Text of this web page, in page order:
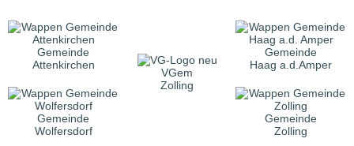
Gemeinde
Attenkirchen
VGem
Zolling
Gemeinde
Haag a.d.Amper
Gemeinde
Wolfersdorf
Gemeinde
Zolling